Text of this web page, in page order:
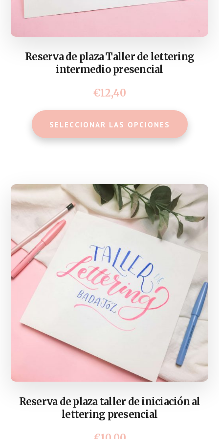
Reserva de plaza Taller de lettering
intermedio presencial
€12,40
SELECCIONAR LAS OPCIONES
Reserva de plaza taller de iniciación al
lettering presencial